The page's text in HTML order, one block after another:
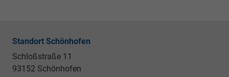
Standort Schönhofen
Schloßstraße 11
93152 Schönhofen